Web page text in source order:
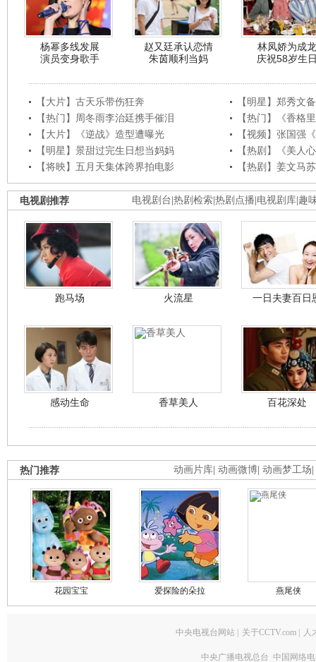
杨幂多线发展
演员变身歌手
赵又廷承认恋情
朱茵顺利当妈
林凤娇为成龙
庆祝58岁生
【大片】古天乐带伤狂奔
【明星】郑秀文
【热门】周冬雨李治廷携手催泪
【热门】《香格
【大片】《逆战》造型遭曝光
【视频】张国强
【明星】景甜过完生日想当妈妈
【热剧】《美人
【将映】五月天集体跨界拍电影
【热剧】姜文马
电视剧台 热剧检索 热剧点播 电视剧库 趣
电视剧推荐
跑马场 火流星 一日夫妻百日
感动生命 香草美人 百花深处
动画片库 动画微博 动画梦工场
热门推荐
花园宝宝 爱探险的朵拉 燕尾侠
中央电视台网站 关于CCTV.com 人
中央广播电视总台 中国网络